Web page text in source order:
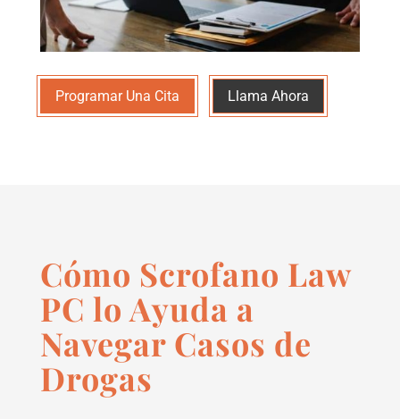
Programar Una Cita Llama Ahora
Cómo Scrofano Law
PC lo Ayuda a
Navegar Casos de
Drogas